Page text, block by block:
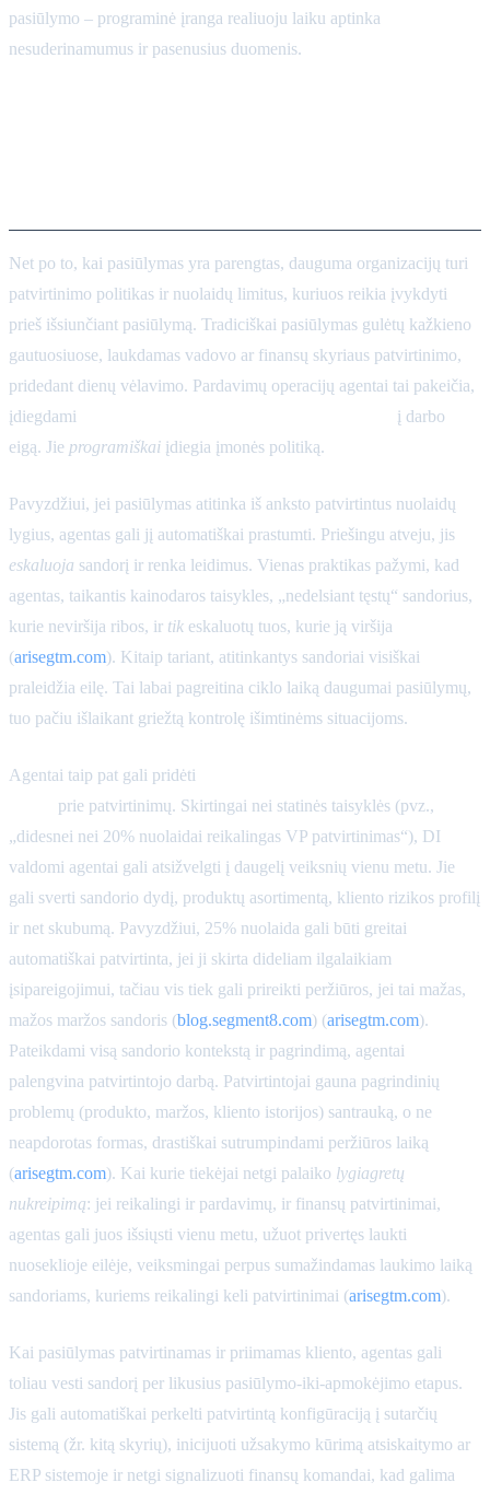
pasiūlymo – programinė įranga realiuoju laiku aptinka
nesuderinamumus ir pasenusius duomenis.
Net po to, kai pasiūlymas yra parengtas, dauguma organizacijų turi
patvirtinimo politikas ir nuolaidų limitus, kuriuos reikia įvykdyti
prieš išsiunčiant pasiūlymą. Tradiciškai pasiūlymas gulėtų kažkieno
gautuosiuose, laukdamas vadovo ar finansų skyriaus patvirtinimo,
pridedant dienų vėlavimo. Pardavimų operacijų agentai tai pakeičia,
įdiegdami
į darbo
eigą. Jie programiškai įdiegia įmonės politiką.
Pavyzdžiui, jei pasiūlymas atitinka iš anksto patvirtintus nuolaidų
lygius, agentas gali jį automatiškai prastumti. Priešingu atveju, jis
eskaluoja sandorį ir renka leidimus. Vienas praktikas pažymi, kad
agentas, taikantis kainodaros taisykles, „nedelsiant tęstų“ sandorius,
kurie neviršija ribos, ir tik eskaluotų tuos, kurie ją viršija
(arisegtm.com). Kitaip tariant, atitinkantys sandoriai visiškai
praleidžia eilę. Tai labai pagreitina ciklo laiką daugumai pasiūlymų,
tuo pačiu išlaikant griežtą kontrolę išimtinėms situacijoms.
Agentai taip pat gali pridėti
prie patvirtinimų. Skirtingai nei statinės taisyklės (pvz.,
„didesnei nei 20% nuolaidai reikalingas VP patvirtinimas“), DI
valdomi agentai gali atsižvelgti į daugelį veiksnių vienu metu. Jie
gali sverti sandorio dydį, produktų asortimentą, kliento rizikos profilį
ir net skubumą. Pavyzdžiui, 25% nuolaida gali būti greitai
automatiškai patvirtinta, jei ji skirta dideliam ilgalaikiam
įsipareigojimui, tačiau vis tiek gali prireikti peržiūros, jei tai mažas,
mažos maržos sandoris (blog.segment8.com) (arisegtm.com).
Pateikdami visą sandorio kontekstą ir pagrindimą, agentai
palengvina patvirtintojo darbą. Patvirtintojai gauna pagrindinių
problemų (produkto, maržos, kliento istorijos) santrauką, o ne
neapdorotas formas, drastiškai sutrumpindami peržiūros laiką
(arisegtm.com). Kai kurie tiekėjai netgi palaiko lygiagretų
nukreipimą: jei reikalingi ir pardavimų, ir finansų patvirtinimai,
agentas gali juos išsiųsti vienu metu, užuot privertęs laukti
nuoseklioje eilėje, veiksmingai perpus sumažindamas laukimo laiką
sandoriams, kuriems reikalingi keli patvirtinimai (arisegtm.com).
Kai pasiūlymas patvirtinamas ir priimamas kliento, agentas gali
toliau vesti sandorį per likusius pasiūlymo-iki-apmokėjimo etapus.
Jis gali automatiškai perkelti patvirtintą konfigūraciją į sutarčių
sistemą (žr. kitą skyrių), inicijuoti užsakymo kūrimą atsiskaitymo ar
ERP sistemoje ir netgi signalizuoti finansų komandai, kad galima